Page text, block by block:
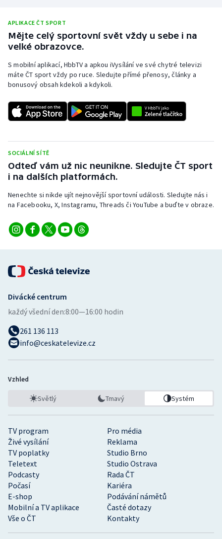
APLIKACE ČT SPORT
Mějte celý sportovní svět vždy u sebe i na
velké obrazovce.
S mobilní aplikací, HbbTV a apkou iVysílání ve své chytré televizi
máte ČT sport vždy po ruce. Sledujte přímé přenosy, články a
bonusový obsah kdekoli a kdykoli.
SOCIÁLNÍ SÍTĚ
Odteď vám už nic neunikne. Sledujte ČT sport
i na dalších platformách.
Nenechte si nikde ujít nejnovější sportovní události. Sledujte nás i
na Facebooku, X, Instagramu, Threads či YouTube a buďte v obraze.
TV program
Pro média
Živé vysílání
Reklama
TV poplatky
Studio Brno
Teletext
Studio Ostrava
Podcasty
Rada ČT
Počasí
Kariéra
E-shop
Podávání námětů
Mobilní a TV aplikace
Časté dotazy
Vše o ČT
Kontakty
Divácké centrum
každý všední den:8:00—16:00 hodin
261 136 113
info@ceskatelevize.cz
Vzhled
Světlý Tmavý Systém